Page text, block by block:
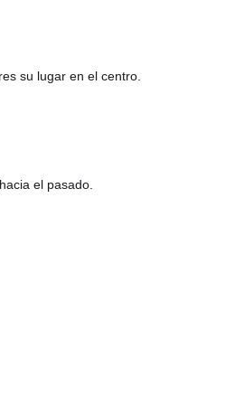
su lugar en el centro.
el pasado.